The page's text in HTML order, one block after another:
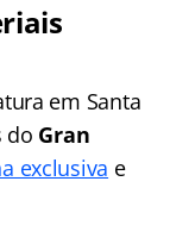
em Santa
do Gran
exclusiva e